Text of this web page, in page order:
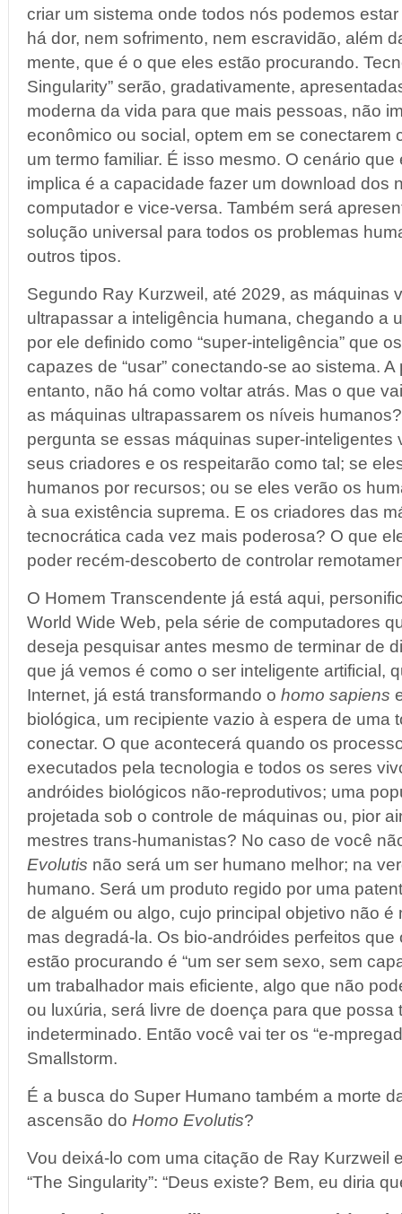
criar um sistema onde todos nós podemos
há dor, nem sofrimento, nem escravidão, além
mente, que é o que eles estão procurando.
Singularity” serão, gradativamente,
moderna da vida para que mais pessoas, não
econômico ou social, optem em se conectarem
um termo familiar. É isso mesmo. O cenário
implica é a capacidade fazer um download dos
computador e vice-versa. Também será
solução universal para todos os problemas
outros tipos.
Segundo Ray Kurzweil, até 2029, as máquinas
ultrapassar a inteligência humana, chegando a
por ele definido como “super-inteligência” que
capazes de “usar” conectando-se ao sistema.
entanto, não há como voltar atrás. Mas o que
as máquinas ultrapassarem os níveis
pergunta se essas máquinas super-inteligentes
seus criadores e os respeitarão como tal; se
humanos por recursos; ou se eles verão os
à sua existência suprema. E os criadores das
tecnocrática cada vez mais poderosa? O que
poder recém-descoberto de controlar
O Homem Transcendente já está aqui,
World Wide Web, pela série de computadores
deseja pesquisar antes mesmo de terminar de
que já vemos é como o ser inteligente artificial,
Internet, já está transformando o homo sapiens
biológica, um recipiente vazio à espera de uma
conectar. O que acontecerá quando os
executados pela tecnologia e todos os seres
andróides biológicos não-reprodutivos; uma
projetada sob o controle de máquinas ou, pior
mestres trans-humanistas? No caso de você
Evolutis não será um ser humano melhor; na
humano. Será um produto regido por uma
de alguém ou algo, cujo principal objetivo não é
mas degradá-la. Os bio-andróides perfeitos
estão procurando é “um ser sem sexo, sem
um trabalhador mais eficiente, algo que não
ou luxúria, será livre de doença para que possa
indeterminado. Então você vai ter os “e-
Smallstorm.
É a busca do Super Humano também a morte
ascensão do Homo Evolutis?
Vou deixá-lo com uma citação de Ray Kurzweil
“The Singularity”: “Deus existe? Bem, eu diria